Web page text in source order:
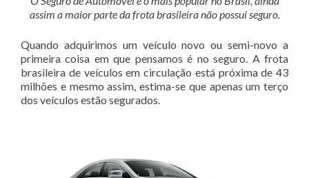
assim a maior parte da frota brasileira não possui seguro.
Quando adquirimos um veículo novo ou semi-novo a
primeira coisa em que pensamos é no seguro. A frota
brasileira de veículos em circulação está próxima de 43
milhões e mesmo assim, estima-se que apenas um terço
dos veículos estão segurados.